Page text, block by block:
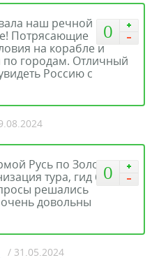
0
наш речной круиз
Потрясающие
на корабле и
по городам. Отличный
Россию с
0
Русь по Золотому
тура, гид был
решались
довольны
/ 31.05.2024